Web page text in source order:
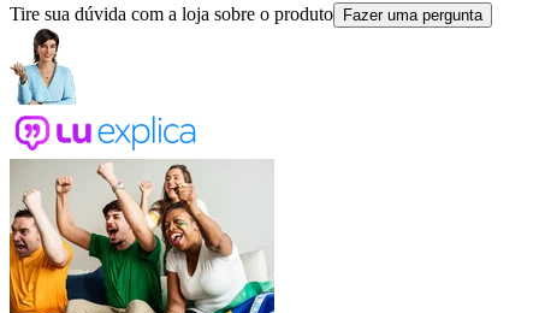
Tire sua dúvida com a loja sobre o produto Fazer uma pergunta